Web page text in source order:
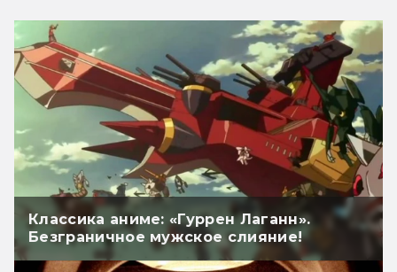
Классика аниме: «Гуррен Лаганн».
Безграничное мужское слияние!